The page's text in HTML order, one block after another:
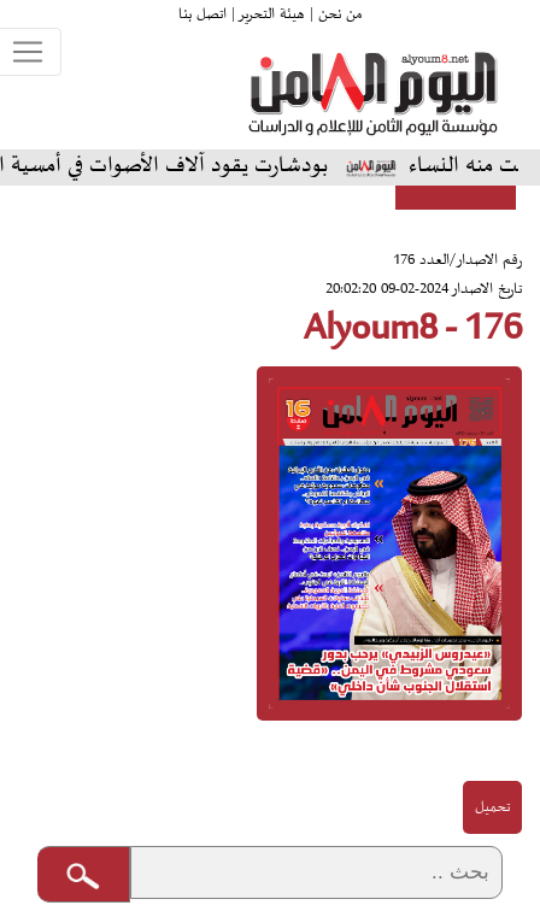
من نحن | هيئة التحرير |اتصل بنا
بودشارت يقود آلاف الأصوات في أمسية استثنائية
رقم الاصدار/العدد 176
تاريخ الاصدار 2024-02-09 20:02:20
Alyoum8 - 176
تحميل